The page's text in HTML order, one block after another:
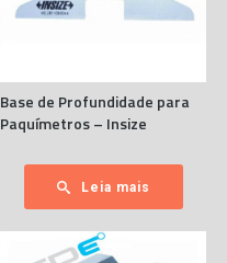
Base de Profundidade para
Paquímetros – Insize
Leia mais